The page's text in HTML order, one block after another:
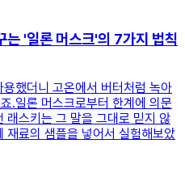
는 '일론 머스크'의 7가지 법칙
했더니 고온에서 버터처럼 녹아
.일론 머스크로부터 한계에 의문
래스키는 그 말을 그대로 믿지 않
재료의 샘플을 넣어서 실험해보았